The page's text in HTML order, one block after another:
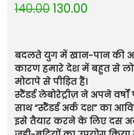
140.00130.00
बदलते युग में खान-पान की
कारण हमारे देश में बहुत से
मोटापे से पीड़ित हैं।
स्टैंडर्ड लेबोरेट्रीज़ ने अपने
साथ “स्टैंडर्ड अर्क दश” का
इसे तैयार करने के लिए दस